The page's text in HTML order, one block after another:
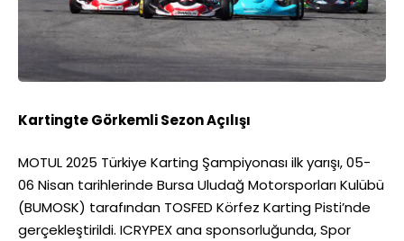
Kartingte Görkemli Sezon Açılışı
MOTUL 2025 Türkiye Karting Şampiyonası ilk yarışı, 05-
06 Nisan tarihlerinde Bursa Uludağ Motorsporları Kulübü
(BUMOSK) tarafından TOSFED Körfez Karting Pisti’nde
gerçekleştirildi. ICRYPEX ana sponsorluğunda, Spor